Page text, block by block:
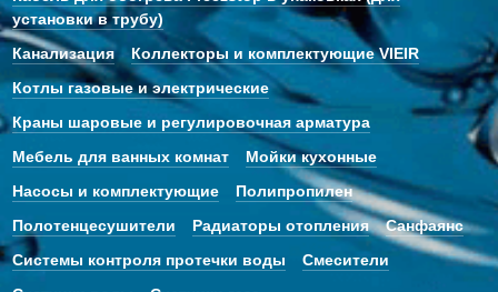
установки в трубу)
Канализация
Коллекторы и комплектующие VIEIR
Котлы газовые и электрические
Краны шаровые и регулировочная арматура
Мебель для ванных комнат
Мойки кухонные
Насосы и комплектующие
Полипропилен
Полотенцесушители
Радиаторы отопления
Санфаянс
Системы контроля протечки воды
Смесители